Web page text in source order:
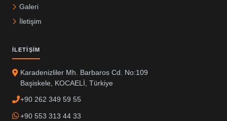
Galeri
İletişim
İLETIŞIM
Karadenizliler Mh. Barbaros Cd. No:109
Başiskele, KOCAELİ, Türkiye
+90 262 349 59 55
+90 553 313 44 33